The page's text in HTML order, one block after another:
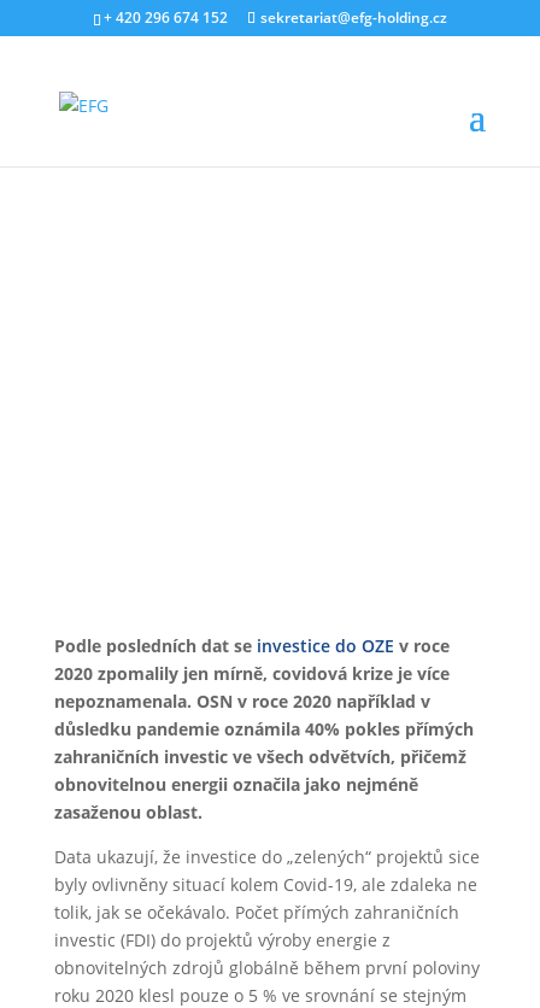
+ 420 296 674 152 sekretariat@efg-holding.cz
Podle posledních dat se investice do OZE v roce
2020 zpomalily jen mírně, covidová krize je více
nepoznamenala. OSN v roce 2020 například v
důsledku pandemie oznámila 40% pokles přímých
zahraničních investic ve všech odvětvích, přičemž
obnovitelnou energii označila jako nejméně
zasaženou oblast.
Data ukazují, že investice do „zelených“ projektů sice
byly ovlivněny situací kolem Covid-19, ale zdaleka ne
tolik, jak se očekávalo. Počet přímých zahraničních
investic (FDI) do projektů výroby energie z
obnovitelných zdrojů globálně během první poloviny
roku 2020 klesl pouze o 5 % ve srovnání se stejným